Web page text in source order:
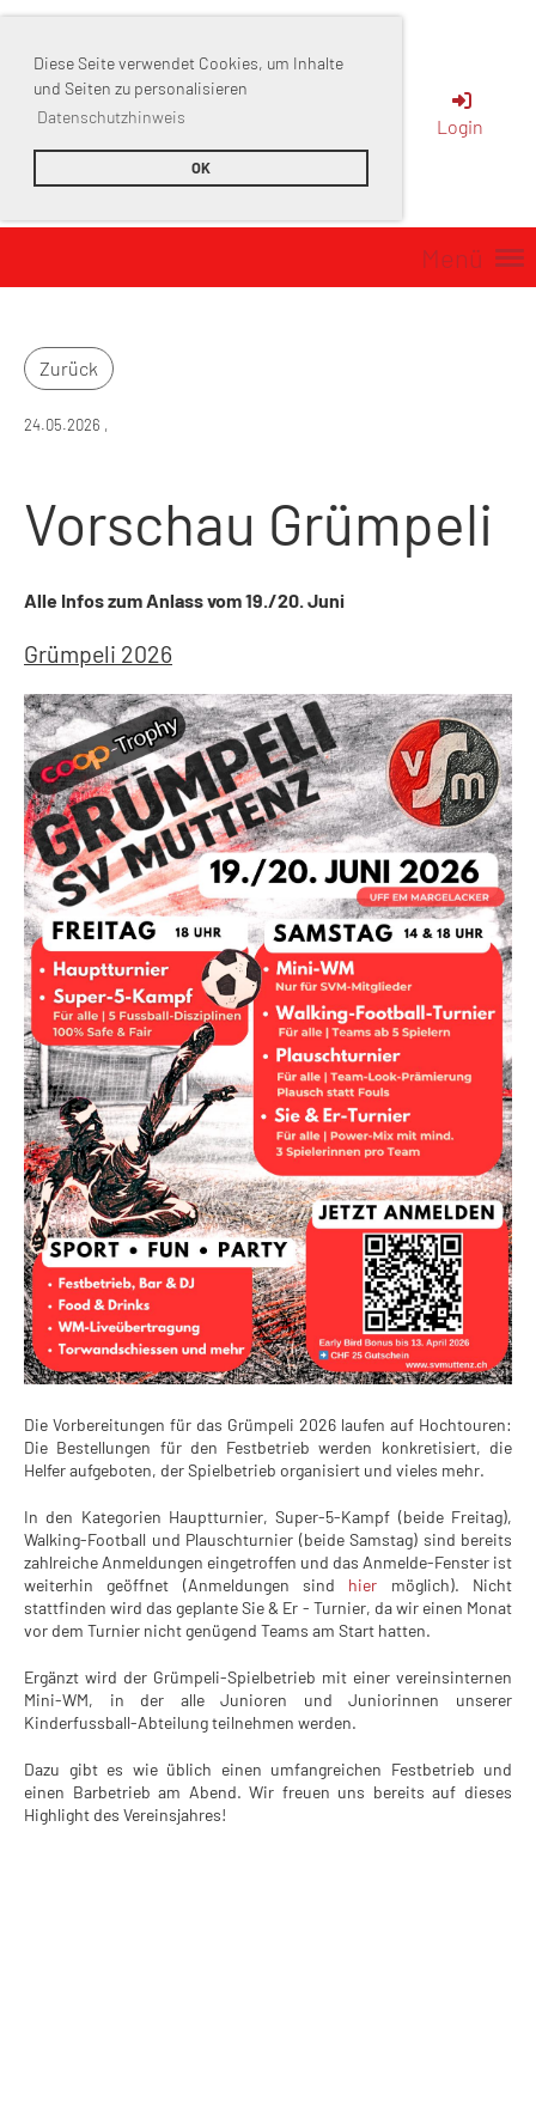
Diese Seite verwendet Cookies, um Inhalte
und Seiten zu personalisieren
Datenschutzhinweis
OK
Sportverein
Muttenz
Login
Menü
Zurück
24.05.2026 ,
Vorschau Grümpeli
Alle Infos zum Anlass vom 19./20. Juni
Grümpeli 2026
Die Vorbereitungen für das Grümpeli 2026 laufen auf Hochtouren:
Die Bestellungen für den Festbetrieb werden konkretisiert, die
Helfer aufgeboten, der Spielbetrieb organisiert und vieles mehr.
In den Kategorien Hauptturnier, Super-5-Kampf (beide Freitag),
Walking-Football und Plauschturnier (beide Samstag) sind bereits
zahlreiche Anmeldungen eingetroffen und das Anmelde-Fenster ist
weiterhin geöffnet (Anmeldungen sind hier möglich). Nicht
stattfinden wird das geplante Sie & Er - Turnier, da wir einen Monat
vor dem Turnier nicht genügend Teams am Start hatten.
Ergänzt wird der Grümpeli-Spielbetrieb mit einer vereinsinternen
Mini-WM, in der alle Junioren und Juniorinnen unserer
Kinderfussball-Abteilung teilnehmen werden.
Dazu gibt es wie üblich einen umfangreichen Festbetrieb und
einen Barbetrieb am Abend. Wir freuen uns bereits auf dieses
Highlight des Vereinsjahres!